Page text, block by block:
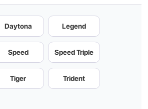
Daytona Legend
Speed Speed Triple
Tiger Trident